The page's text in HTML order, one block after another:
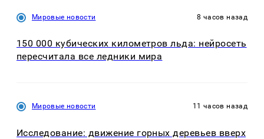
Мировые новости 8 часов назад
150 000 кубических километров льда: нейросеть
пересчитала все ледники мира
Мировые новости 11 часов назад
Исследование: движение горных деревьев вверх